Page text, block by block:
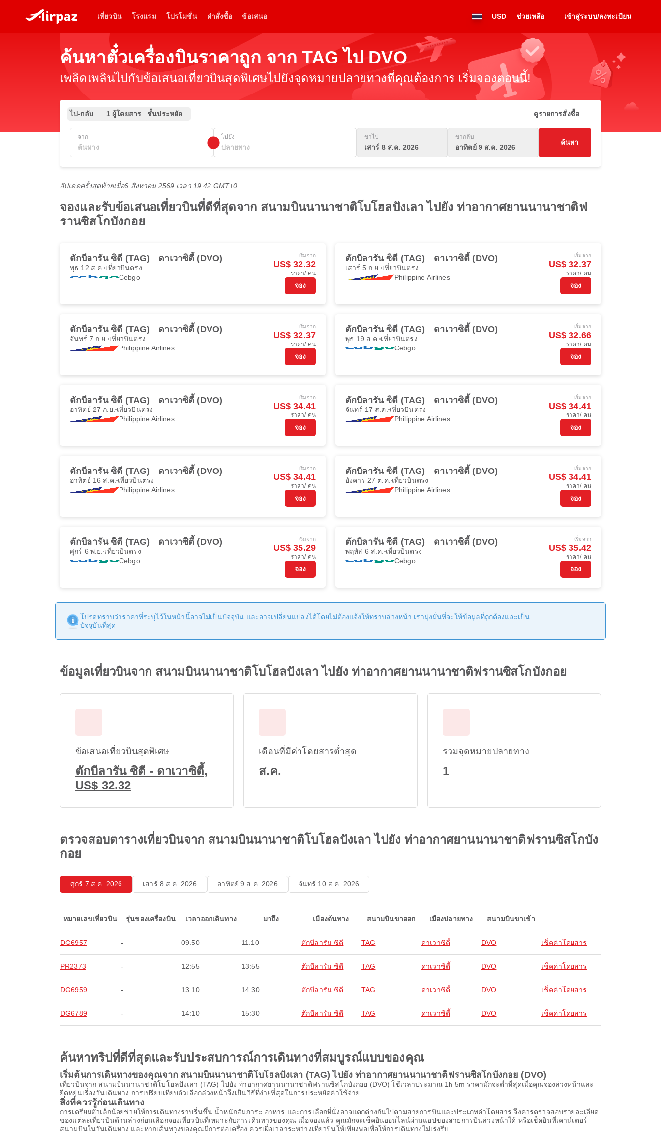
เที่ยวบิน โรงแรม โปรโมชั่น คำสั่งซื้อ ข้อเสนอ USD ช่วยเหลือ เข้าสู่ระบบ/ลงทะเบียน
ค้นหาตั๋วเครื่องบินราคาถูก จาก TAG ไป DVO
เพลิดเพลินไปกับข้อเสนอเที่ยวบินสุดพิเศษไปยังจุดหมายปลายทางที่คุณต้องการ เริ่มจองตอนนี้!
ไป-กลับ 1 ผู้โดยสาร ชั้นประหยัด ดูรายการสั่งซื้อ
จาก ไปยัง ขาไป
เสาร์ 8 ส.ค. 2026
ขากลับ
อาทิตย์ 9 ส.ค. 2026
ค้นหา
อัปเดตครั้งสุดท้ายเมื่อ6 สิงหาคม 2569 เวลา 19:42 GMT+0
จองและรับข้อเสนอเที่ยวบินที่ดีที่สุดจาก สนามบินนานาชาติโบโฮลปังเลา ไปยัง ท่าอากาศยานนานาชาติฟ
รานซิสโกบังกอย
ตักบีลารัน ซิตี (TAG) ดาเวาซิตี้ (DVO)
พุธ 12 ส.ค. เที่ยวบินตรง
Cebgo
เริ่มจาก
US$ 32.32
ราคา/ คน
จอง
ตักบีลารัน ซิตี (TAG) ดาเวาซิตี้ (DVO)
เสาร์ 5 ก.ย. เที่ยวบินตรง
Philippine Airlines
เริ่มจาก
US$ 32.37
ราคา/ คน
จอง
ตักบีลารัน ซิตี (TAG) ดาเวาซิตี้ (DVO)
จันทร์ 7 ก.ย. เที่ยวบินตรง
Philippine Airlines
เริ่มจาก
US$ 32.37
ราคา/ คน
จอง
ตักบีลารัน ซิตี (TAG) ดาเวาซิตี้ (DVO)
พุธ 19 ส.ค. เที่ยวบินตรง
Cebgo
เริ่มจาก
US$ 32.66
ราคา/ คน
จอง
ตักบีลารัน ซิตี (TAG) ดาเวาซิตี้ (DVO)
อาทิตย์ 27 ก.ย. เที่ยวบินตรง
Philippine Airlines
เริ่มจาก
US$ 34.41
ราคา/ คน
จอง
ตักบีลารัน ซิตี (TAG) ดาเวาซิตี้ (DVO)
จันทร์ 17 ส.ค. เที่ยวบินตรง
Philippine Airlines
เริ่มจาก
US$ 34.41
ราคา/ คน
จอง
ตักบีลารัน ซิตี (TAG) ดาเวาซิตี้ (DVO)
อาทิตย์ 16 ส.ค. เที่ยวบินตรง
Philippine Airlines
เริ่มจาก
US$ 34.41
ราคา/ คน
จอง
ตักบีลารัน ซิตี (TAG) ดาเวาซิตี้ (DVO)
อังคาร 27 ต.ค. เที่ยวบินตรง
Philippine Airlines
เริ่มจาก
US$ 34.41
ราคา/ คน
จอง
ตักบีลารัน ซิตี (TAG) ดาเวาซิตี้ (DVO)
ศุกร์ 6 พ.ย. เที่ยวบินตรง
Cebgo
เริ่มจาก
US$ 35.29
ราคา/ คน
จอง
ตักบีลารัน ซิตี (TAG) ดาเวาซิตี้ (DVO)
พฤหัส 6 ส.ค. เที่ยวบินตรง
Cebgo
เริ่มจาก
US$ 35.42
ราคา/ คน
จอง
โปรดทราบว่าราคาที่ระบุไว้ในหน้านี้อาจไม่เป็นปัจจุบัน และอาจเปลี่ยนแปลงได้โดยไม่ต้องแจ้งให้ทราบล่วงหน้า เรามุ่งมั่นที่จะให้ข้อมูลที่ถูกต้องและเป็น
ปัจจุบันที่สุด
ข้อมูลเที่ยวบินจาก สนามบินนานาชาติโบโฮลปังเลา ไปยัง ท่าอากาศยานนานาชาติฟรานซิสโกบังกอย
ข้อเสนอเที่ยวบินสุดพิเศษ
ตักบีลารัน ซิตี - ดาเวาซิตี้,
US$ 32.32
เดือนที่มีค่าโดยสารต่ำสุด
ส.ค.
รวมจุดหมายปลายทาง
1
ตรวจสอบตารางเที่ยวบินจาก สนามบินนานาชาติโบโฮลปังเลา ไปยัง ท่าอากาศยานนานาชาติฟรานซิสโกบัง
กอย
ศุกร์ 7 ส.ค. 2026 เสาร์ 8 ส.ค. 2026 อาทิตย์ 9 ส.ค. 2026 จันทร์ 10 ส.ค. 2026
หมายเลขเที่ยวบิน รุ่นของเครื่องบิน เวลาออกเดินทาง มาถึง เมืองต้นทาง สนามบินขาออก เมืองปลายทาง สนามบินขาเข้า
DG6957 - 09:50 11:10 ตักบีลารัน ซิตี TAG ดาเวาซิตี้ DVO เช็คค่าโดยสาร
PR2373 - 12:55 13:55 ตักบีลารัน ซิตี TAG ดาเวาซิตี้ DVO เช็คค่าโดยสาร
DG6959 - 13:10 14:30 ตักบีลารัน ซิตี TAG ดาเวาซิตี้ DVO เช็คค่าโดยสาร
DG6789 - 14:10 15:30 ตักบีลารัน ซิตี TAG ดาเวาซิตี้ DVO เช็คค่าโดยสาร
ค้นหาทริปที่ดีที่สุดและรับประสบการณ์การเดินทางที่สมบูรณ์แบบของคุณ
เริ่มต้นการเดินทางของคุณจาก สนามบินนานาชาติโบโฮลปังเลา (TAG) ไปยัง ท่าอากาศยานนานาชาติฟรานซิสโกบังกอย (DVO)
เที่ยวบินจาก สนามบินนานาชาติโบโฮลปังเลา (TAG) ไปยัง ท่าอากาศยานนานาชาติฟรานซิสโกบังกอย (DVO) ใช้เวลาประมาณ 1h 5m ราคามักจะต่ำที่สุดเมื่อคุณจองล่วงหน้าและ
ยืดหยุ่นเรื่องวันเดินทาง การเปรียบเทียบตัวเลือกล่วงหน้าจึงเป็นวิธีที่ง่ายที่สุดในการประหยัดค่าใช้จ่าย
สิ่งที่ควรรู้ก่อนเดินทาง
การเตรียมตัวเล็กน้อยช่วยให้การเดินทางราบรื่นขึ้น น้ำหนักสัมภาระ อาหาร และการเลือกที่นั่งอาจแตกต่างกันไปตามสายการบินและประเภทค่าโดยสาร จึงควรตรวจสอบรายละเอียด
ของแต่ละเที่ยวบินด้านล่างก่อนเลือกจองเที่ยวบินที่เหมาะกับการเดินทางของคุณ เมื่อจองแล้ว คุณมักจะเช็คอินออนไลน์ผ่านแอปของสายการบินล่วงหน้าได้ หรือเช็คอินที่เคาน์เตอร์
สนามบินในวันเดินทาง และหากเส้นทางของคุณมีการต่อเครื่อง ควรเผื่อเวลาระหว่างเที่ยวบินให้เพียงพอเพื่อให้การเดินทางไม่เร่งรีบ